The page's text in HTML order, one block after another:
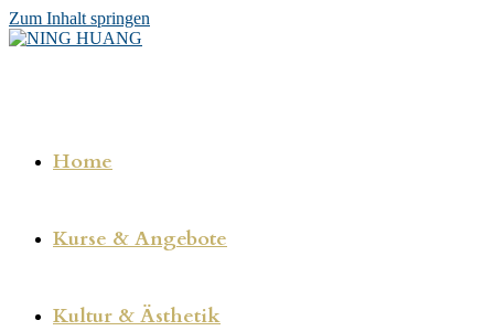
Zum Inhalt springen
Home
Kurse & Angebote
Kultur & Ästhetik